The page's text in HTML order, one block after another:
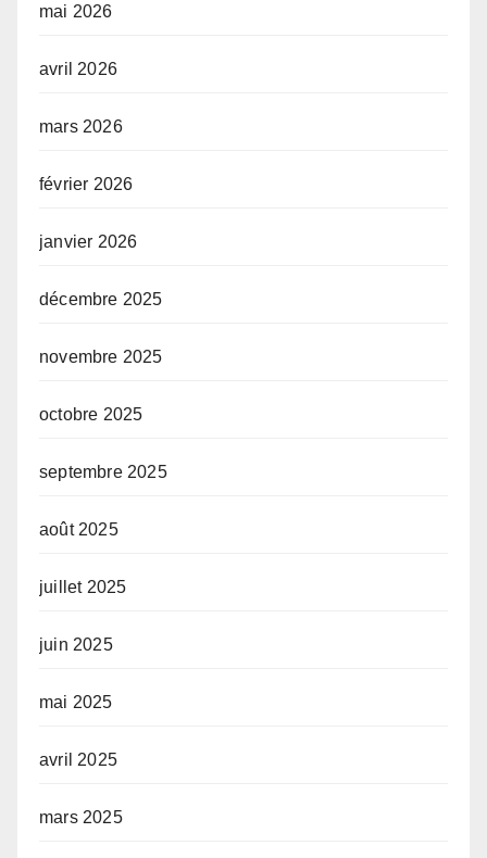
mai 2026
avril 2026
mars 2026
février 2026
janvier 2026
décembre 2025
novembre 2025
octobre 2025
septembre 2025
août 2025
juillet 2025
juin 2025
mai 2025
avril 2025
mars 2025